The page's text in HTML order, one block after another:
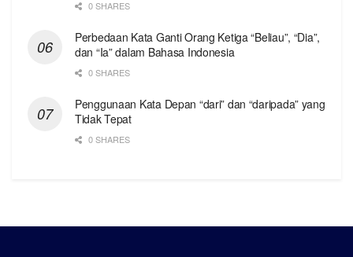
0 SHARES
Perbedaan Kata Ganti Orang Ketiga “Beliau”, “Dia”,
dan “Ia” dalam Bahasa Indonesia
0 SHARES
Penggunaan Kata Depan “dari” dan “daripada” yang
Tidak Tepat
0 SHARES